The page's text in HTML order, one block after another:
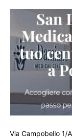
Via Campobello 1/